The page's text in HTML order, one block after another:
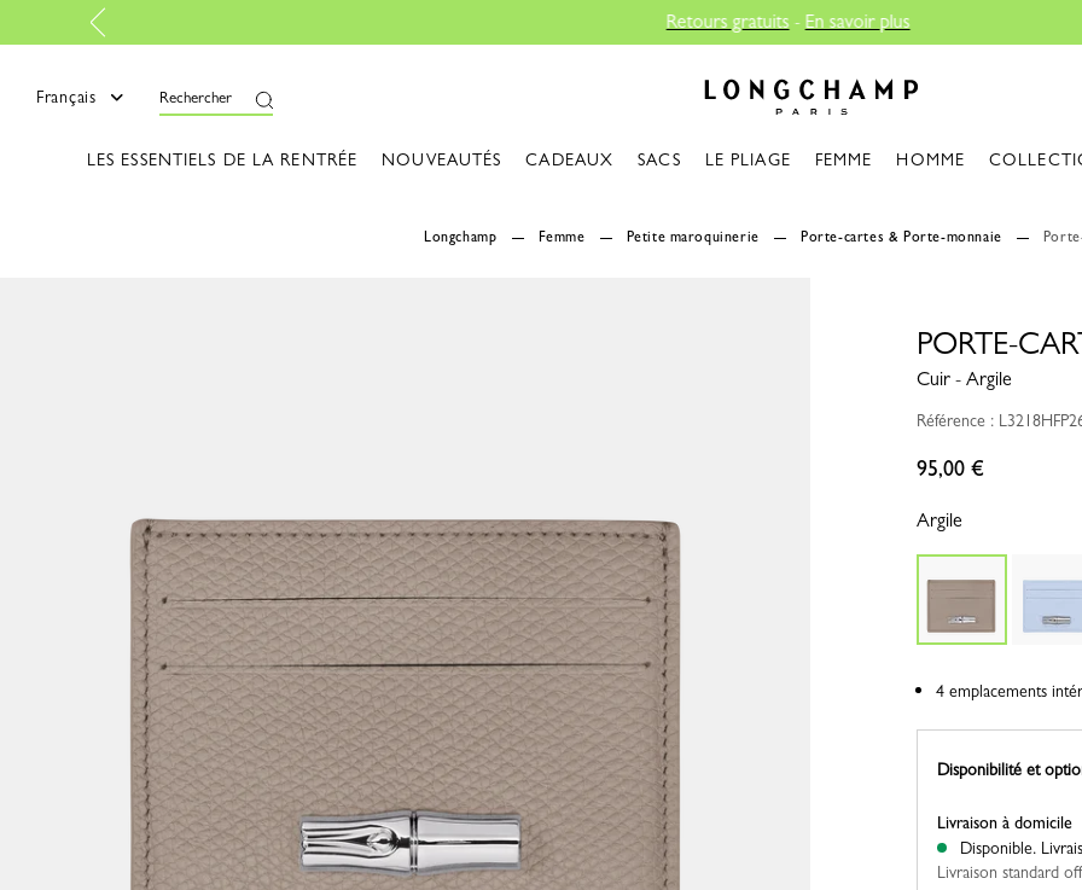
gratuits
Français Rechercher
LES ESSENTIELS DE LA RENTRÉE NOUVEAUTÉS CADEAUX SACS LE PLIAGE FEMME HOMME
Longchamp Femme Petite maroquinerie Porte-cartes & Porte-monnaie
PORTE-
Cuir - Argile
Référence :
95,00 €
Argile
4 emplacements
Disponibilité et
Livraison à domicile
Disponible.
Livraison standard